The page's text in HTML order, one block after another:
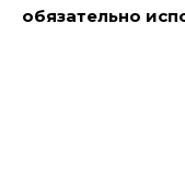
обязательно